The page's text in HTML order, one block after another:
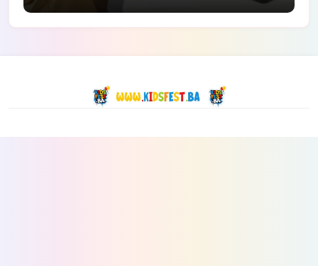
Nastavljamo ulagati u savremenu
umjetnost